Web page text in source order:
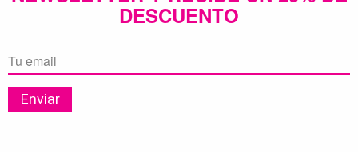
DESCUENTO